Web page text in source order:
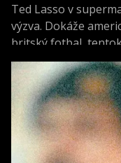
Ted Lasso v
výzva. Dokáže
britský fotbal,